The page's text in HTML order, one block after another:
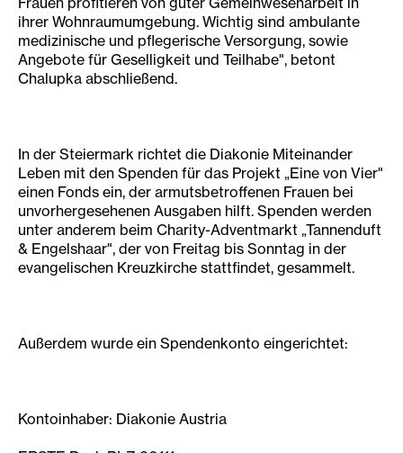
ihrer Wohnraumumgebung. Wichtig sind ambulante
medizinische und pflegerische Versorgung, sowie
Angebote für Geselligkeit und Teilhabe", betont
Chalupka abschließend.
In der Steiermark richtet die Diakonie Miteinander
Leben mit den Spenden für das Projekt „Eine von Vier"
einen Fonds ein, der armutsbetroffenen Frauen bei
unvorhergesehenen Ausgaben hilft. Spenden werden
unter anderem beim Charity-Adventmarkt „Tannenduft
& Engelshaar", der von Freitag bis Sonntag in der
evangelischen Kreuzkirche stattfindet, gesammelt.
Außerdem wurde ein Spendenkonto eingerichtet:
Kontoinhaber: Diakonie Austria